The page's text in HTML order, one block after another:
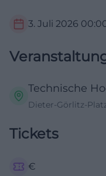
3. Juli 2026
Technische
Dieter-Görlitz-
Tickets
€